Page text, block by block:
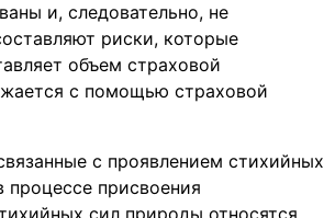
и, следовательно, не
риски, которые
объем страховой
с помощью страховой
с проявлением стихийных
присвоения
сил природы относятся